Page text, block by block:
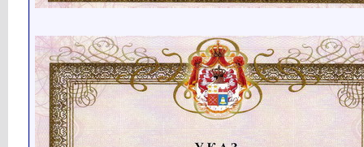
Кубарев Новости Святой Руси...16.12.2020,10:06
Кубарев Имперский вестник № 30...20.12.2020,
16:16
Кубарев Новости Святой Руси...24.12.2020,08:56
Кубарев Ярослав Мудрый (978–1054)...24.12.2020,15:51
Кубарев Мономашичи (22:28) Видео...30.12.2020,
16:00
Кубарев
Падение Руси (1204–1242)...12.01.2021,
15:48
Кубарев
Происхождение и миграция...07.02.2021,
Анти-Дот
а Денисовский человек был из... 08.02.2021,
05:03